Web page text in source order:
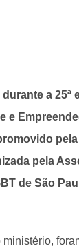
a 25ª
e
pela
de São